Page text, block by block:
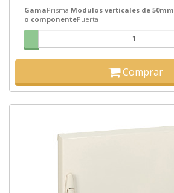
GamaPrisma Modulos verticales de 50mm
o componentePuerta
-
Comprar